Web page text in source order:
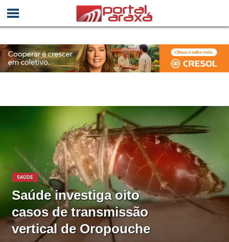
SAÚDE
Saúde investiga oito
casos de transmissão
vertical de Oropouche